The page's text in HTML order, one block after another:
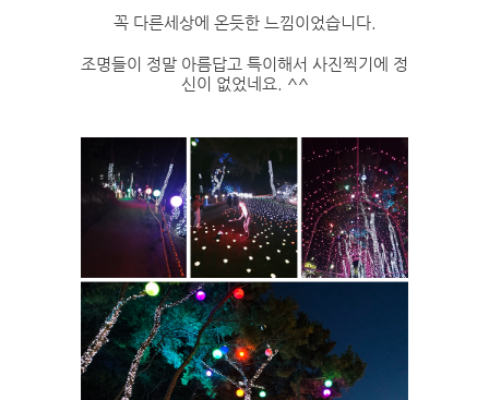
꼭 다른세상에 온듯한 느낌이었습니다.
조명들이 정말 아름답고 특이해서 사진찍기에 정
신이 없었네요. ^^